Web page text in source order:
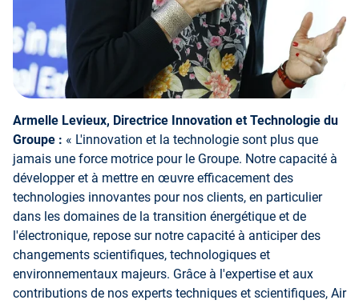
Armelle Levieux, Directrice Innovation et Technologie du
Groupe : « L'innovation et la technologie sont plus que
jamais une force motrice pour le Groupe. Notre capacité à
développer et à mettre en œuvre efficacement des
technologies innovantes pour nos clients, en particulier
dans les domaines de la transition énergétique et de
l'électronique, repose sur notre capacité à anticiper des
changements scientifiques, technologiques et
environnementaux majeurs. Grâce à l'expertise et aux
contributions de nos experts techniques et scientifiques, Air